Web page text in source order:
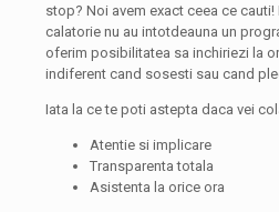
stop? Noi avem exact ceea ce cauti!
calatorie nu au intotdeauna un
oferim posibilitatea sa inchiriezi la
indiferent cand sosesti sau cand
Iata la ce te poti astepta daca vei
Atentie si implicare
Transparenta totala
Asistenta la orice ora